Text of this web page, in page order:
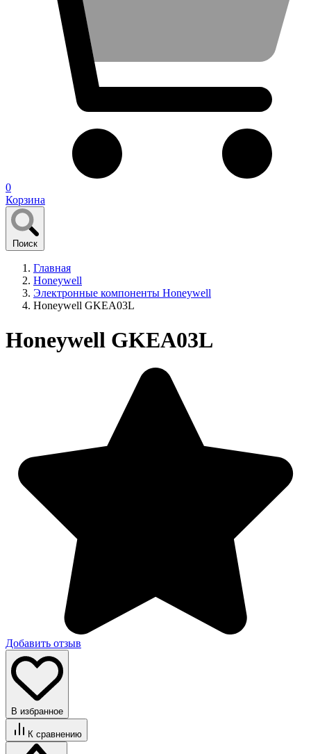
0
Корзина
Поиск
Главная
Honeywell
Электронные компоненты Honeywell
Honeywell GKEA03L
Honeywell GKEA03L
Добавить отзыв
В избранное
К сравнению